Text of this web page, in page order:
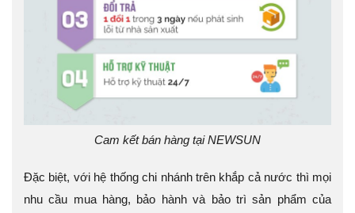
Cam kết bán hàng tại NEWSUN
Đặc biệt, với hệ thống chi nhánh trên khắp cả nước thì mọi
nhu cầu mua hàng, bảo hành và bảo trì sản phẩm của